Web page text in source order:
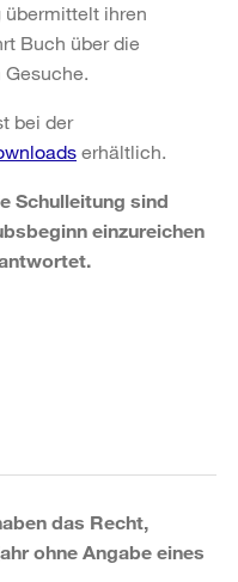
übermittelt ihren
Buch über die
bei der
erhältlich.
Schulleitung sind
einzureichen
das Recht,
ohne Angabe eines